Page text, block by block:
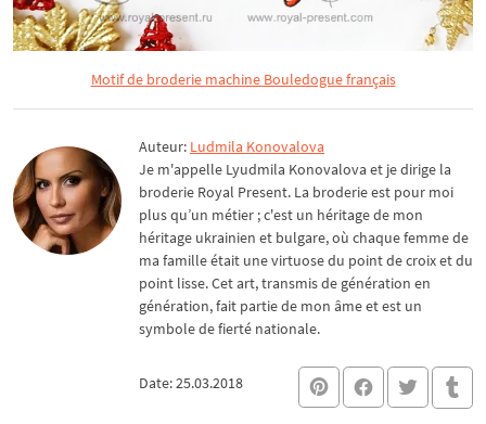
Motif de broderie machine Bouledogue français
Auteur: Ludmila Konovalova
Je m'appelle Lyudmila Konovalova et je dirige la
broderie Royal Present. La broderie est pour moi
plus qu’un métier ; c'est un héritage de mon
héritage ukrainien et bulgare, où chaque femme de
ma famille était une virtuose du point de croix et du
point lisse. Cet art, transmis de génération en
génération, fait partie de mon âme et est un
symbole de fierté nationale.
Date: 25.03.2018